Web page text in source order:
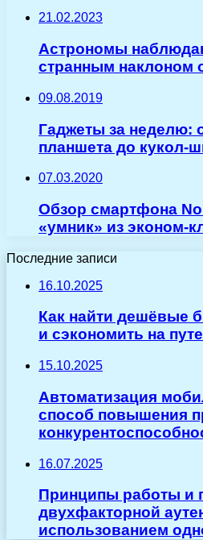
21.02.2023
Астрономы
странным наклоном
09.08.2019
Гаджеты за неделю:
планшета до кукол-
07.03.2020
Обзор смартфона
«умник» из эконом-
Последние записи
16.10.2025
Как найти дешёвые
и сэкономить на
15.10.2025
Автоматизация
способ повышения
16.07.2025
Принципы работы и
двухфакторной
использованием